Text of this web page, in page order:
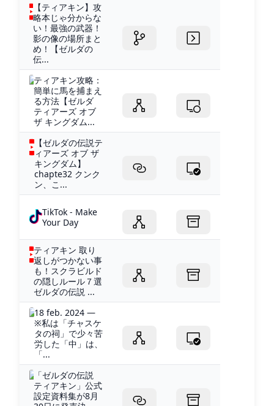
【ティアキン】攻
略本じゃ分からな
い！最強の武器！
影の像の場所まと
め！【ゼルダの
伝...
ティアキン攻略：
簡単に馬を捕まえ
る方法【ゼルダ
ティアーズ オブ
ザ キングダム...
【ゼルダの伝説テ
ィアーズ オブ ザ
キングダム】
chapte32 クンク
ン、こ...
TikTok - Make
Your Day
ティアキン 取り
返しがつかない事
も！スクラビルド
の隠しルール７選
ゼルダの伝説 ...
18 feb. 2024 —
※私は「チャスケ
タの祠」で少々苦
労した「中」は、
「...
「ゼルダの伝説
ティアキン」公式
設定資料集が8月